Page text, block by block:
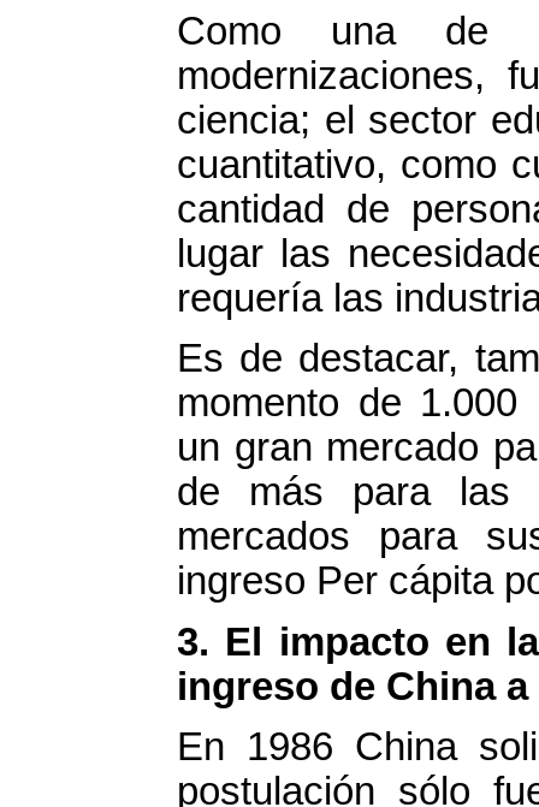
Como una de
modernizaciones,
ciencia; el sector
cuantitativo, como
cantidad de
lugar las
requería las
Es de destacar,
momento de 1.000
un gran mercado
de más para las
mercados para
ingreso Per cápita
3. El impacto en
ingreso de China a
En 1986 China
postulación sólo